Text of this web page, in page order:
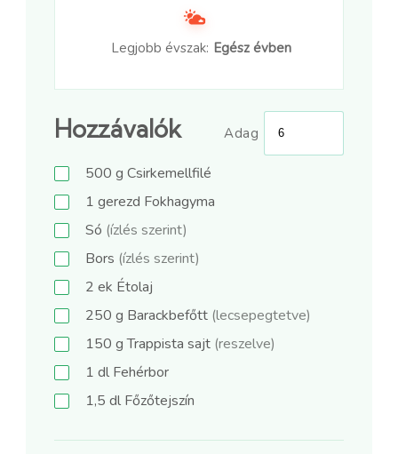
Legjobb évszak: Egész évben
Hozzávalók Adag
500 g Csirkemellfilé
1 gerezd Fokhagyma
Só (ízlés szerint)
Bors (ízlés szerint)
2 ek Étolaj
250 g Barackbefőtt (lecsepegtetve)
150 gTrappista sajt (reszelve)
1 dl Fehérbor
1,5 dl Főzőtejszín